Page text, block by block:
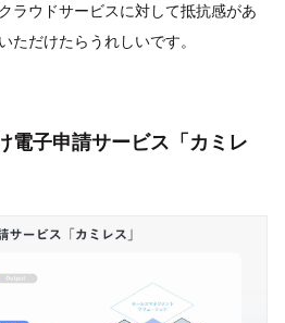
ラウドサービスに対して抵抗感があ
ただけたらうれしいです。
電子申請サービス「カミレ